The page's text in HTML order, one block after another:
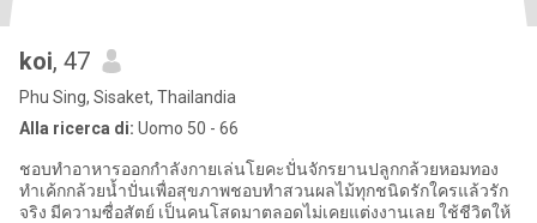
koi, 47
Phu Sing, Sisaket, Thailandia
Alla ricerca di: Uomo 50 - 66
ชอบทำอาหารออกกำลังกายเล่นโยคะปั่นจักรยานปลูกกล้วยหอมทอง
ทำเค้กกล้วยน้ำปั่นเพื่อสุขภาพชอบทำสวนผลไม้ทุกชนิดรักใครแล้วรัก
จริง มีความซื่อสัตย์ เป็นคนโสดมาตลอดไม่เคยแต่งงานเลย ใช้ชีวิตให้